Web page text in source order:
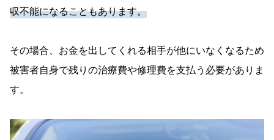
収不能になることもあります。
その場合、お金を出してくれる相手が他にいなくなるため
被害者自身で残りの治療費や修理費を支払う必要がありま
す。